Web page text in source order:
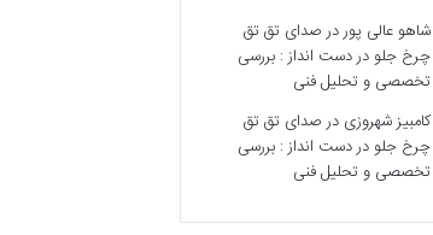
شاهو عالی پوردرصدای تق تق
چرخ جلو در دست انداز : بررسی
تخصصی و تحلیل فنی
کامبیز شهروزی درصدای تق تق
چرخ جلو در دست انداز : بررسی
تخصصی و تحلیل فنی